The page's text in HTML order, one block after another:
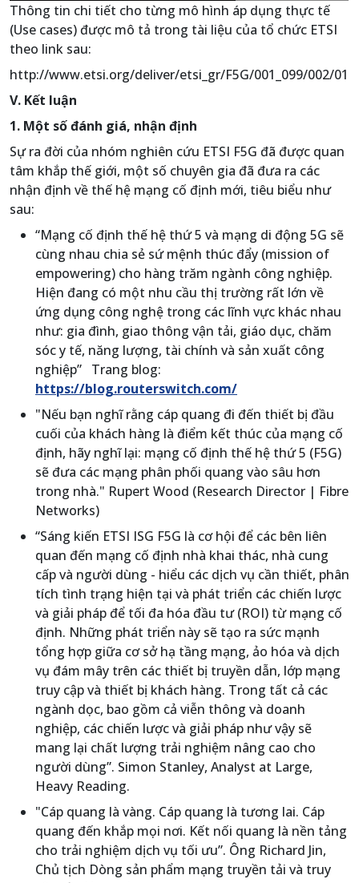
Thông tin chi tiết cho từng mô hình áp dụng thực tế
(Use cases) được mô tả trong tài liệu của tổ chức ETSI
theo link sau:
http://www.etsi.org/deliver/etsi_gr/F5G/001_099/002/
V. Kết luận
1. Một số đánh giá, nhận định
Sự ra đời của nhóm nghiên cứu ETSI F5G đã được quan
tâm khắp thế giới, một số chuyên gia đã đưa ra các
nhận định về thế hệ mạng cố định mới, tiêu biểu như
sau:
“Mạng cố định thế hệ thứ 5 và mạng di động 5G sẽ
cùng nhau chia sẻ sứ mệnh thúc đẩy (mission of
empowering) cho hàng trăm ngành công nghiệp.
Hiện đang có một nhu cầu thị trường rất lớn về
ứng dụng công nghệ trong các lĩnh vực khác nhau
như: gia đình, giao thông vận tải, giáo dục, chăm
sóc y tế, năng lượng, tài chính và sản xuất công
nghiệp” Trang blog:
https://blog.routerswitch.com/
"Nếu bạn nghĩ rằng cáp quang đi đến thiết bị đầu
cuối của khách hàng là điểm kết thúc của mạng cố
định, hãy nghĩ lại: mạng cố định thế hệ thứ 5 (F5G)
sẽ đưa các mạng phân phối quang vào sâu hơn
trong nhà." Rupert Wood (Research Director | Fibre
Networks)
“Sáng kiến ​​ETSI ISG F5G là cơ hội để các bên liên
quan đến mạng cố định nhà khai thác, nhà cung
cấp và người dùng - hiểu các dịch vụ cần thiết, phân
tích tình trạng hiện tại và phát triển các chiến lược
và giải pháp để tối đa hóa đầu tư (ROI) từ mạng cố
định. Những phát triển này sẽ tạo ra sức mạnh
tổng hợp giữa cơ sở hạ tầng mạng, ảo hóa và dịch
vụ đám mây trên các thiết bị truyền dẫn, lớp mạng
truy cập và thiết bị khách hàng. Trong tất cả các
ngành dọc, bao gồm cả viễn thông và doanh
nghiệp, các chiến lược và giải pháp như vậy sẽ
mang lại chất lượng trải nghiệm nâng cao cho
người dùng”. Simon Stanley, Analyst at Large,
Heavy Reading.
"Cáp quang là vàng. Cáp quang là tương lai. Cáp
quang đến khắp mọi nơi. Kết nối quang là nền tảng
cho trải nghiệm dịch vụ tối ưu”. Ông Richard Jin,
Chủ tịch Dòng sản phẩm mạng truyền tải và truy